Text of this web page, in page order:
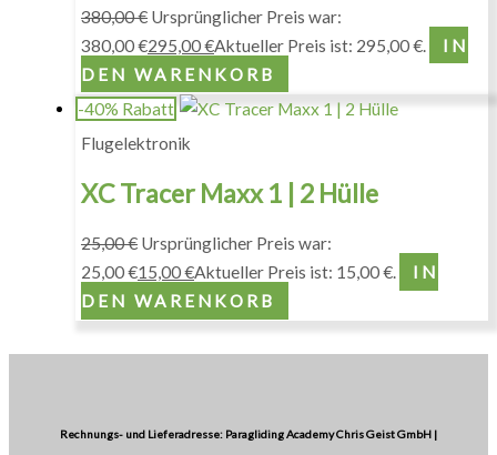
380,00€ Ursprünglicher Preis war:
380,00 €295,00€Aktueller Preis ist: 295,00 €.
IN
DEN WARENKORB
-40% Rabatt
Flugelektronik
XC Tracer Maxx 1 | 2 Hülle
25,00€ Ursprünglicher Preis war:
25,00 €15,00€Aktueller Preis ist: 15,00 €.
IN
DEN WARENKORB
Rechnungs- und Lieferadresse: Paragliding Academy Chris Geist GmbH |